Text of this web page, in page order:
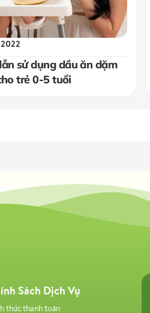
sử dụng dầu ăn dặm
trẻ 0-5 tuổi
Sách Dịch Vụ
thức thanh toán